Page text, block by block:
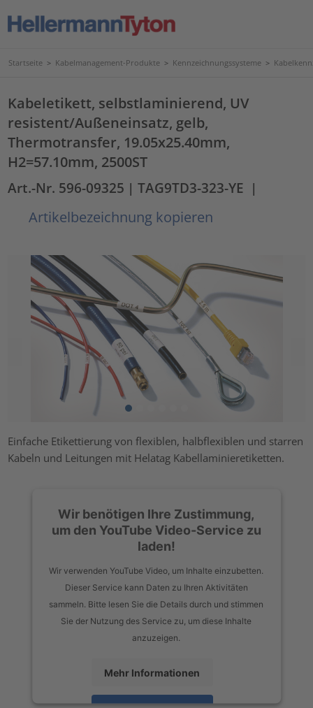
Startseite > Kabelmanagement-Produkte > Kennzeichnungssysteme >
Kabeletikett, selbstlaminierend, UV
resistent/Außeneinsatz, gelb,
Thermotransfer, 19.05x25.40mm,
H2=57.10mm, 2500ST
Art.-Nr. 596-09325 | TAG9TD3-323-YE |
Artikelbezeichnung kopieren
Einfache Etikettierung von flexiblen, halbflexiblen und starren
Kabeln und Leitungen mit Helatag Kabellaminieretiketten.
Wir benötigen Ihre Zustimmung,
um den YouTube Video-Service zu
laden!
Wir verwenden YouTube Video, um Inhalte einzubetten.
Dieser Service kann Daten zu Ihren Aktivitäten
sammeln. Bitte lesen Sie die Details durch und stimmen
Sie der Nutzung des Service zu, um diese Inhalte
anzuzeigen.
Mehr Informationen